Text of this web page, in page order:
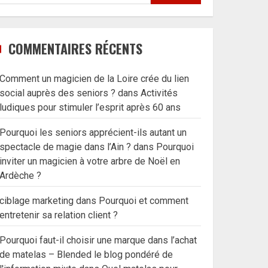
COMMENTAIRES RÉCENTS
Comment un magicien de la Loire crée du lien
social auprès des seniors ? dansActivités
ludiques pour stimuler l’esprit après 60 ans
Pourquoi les seniors apprécient-ils autant un
spectacle de magie dans l’Ain ? dans Pourquoi
inviter un magicien à votre arbre de Noël en
Ardèche ?
ciblage marketing dans Pourquoi et comment
entretenir sa relation client ?
Pourquoi faut-il choisir une marque dans l’achat
de matelas – Blended le blog pondéré de